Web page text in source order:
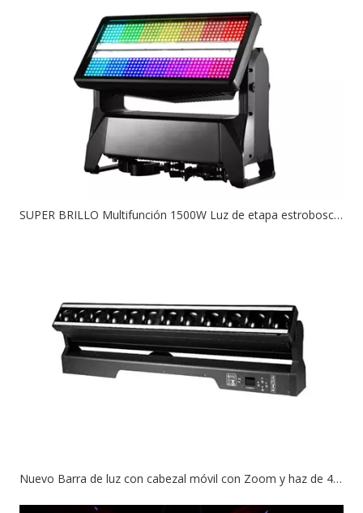
SUPER BRILLO Multifunción 1500W Luz de etapa estroboscópica de cabeza en movimiento
Nuevo Barra de luz con cabezal móvil con Zoom y haz de 40W, 12 Uds.,